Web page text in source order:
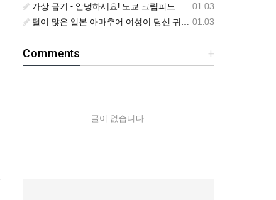
01.03
가상 금기 - 안녕하세요! 도쿄 크림피드 시엘에서
01.03
털이 많은 일본 아마추어 여성이 당신 귀에 대고 신음하며 자위합니다. 그녀가 오르가즘에 도달하는 모습을 보세요?
+
Comments
글이 없습니다.